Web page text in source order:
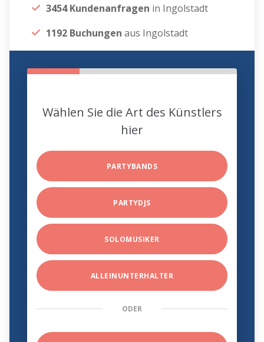
3454 Kundenanfragen in Ingolstadt
1192 Buchungen aus Ingolstadt
Wählen Sie die Art des Künstlers
hier
PARTYBANDS
PARTYDJS
SOLOMUSIKER
ALLEINUNTERHALTER
ODER